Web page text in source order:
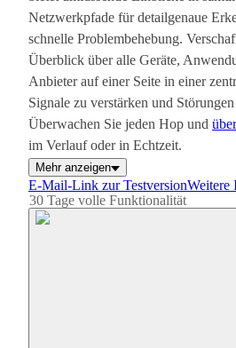
Netzwerkpfade für detailgenaue
schnelle Problembehebung.
Überblick über alle Geräte,
Anbieter auf einer Seite in einer
Signale zu verstärken und
Überwachen Sie jeden Hop und
im Verlauf oder in Echtzeit.
Mehr anzeigen
E-Mail-Link zur Testversion
30 Tage volle Funktionalität
Weitere